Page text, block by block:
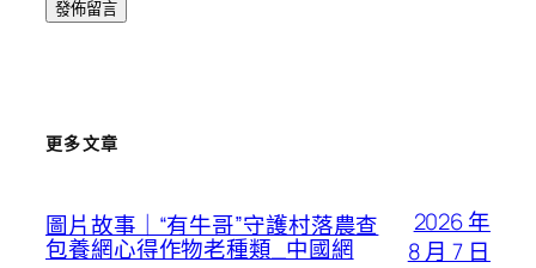
更多文章
圖片故事｜“有牛哥”守護村落農查
包養網心得作物老種類_中國網
2026 年
8 月 7 日